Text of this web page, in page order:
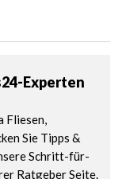
Experten
Fliesen,
Sie Tipps &
Schritt-für-
Ratgeber Seite.